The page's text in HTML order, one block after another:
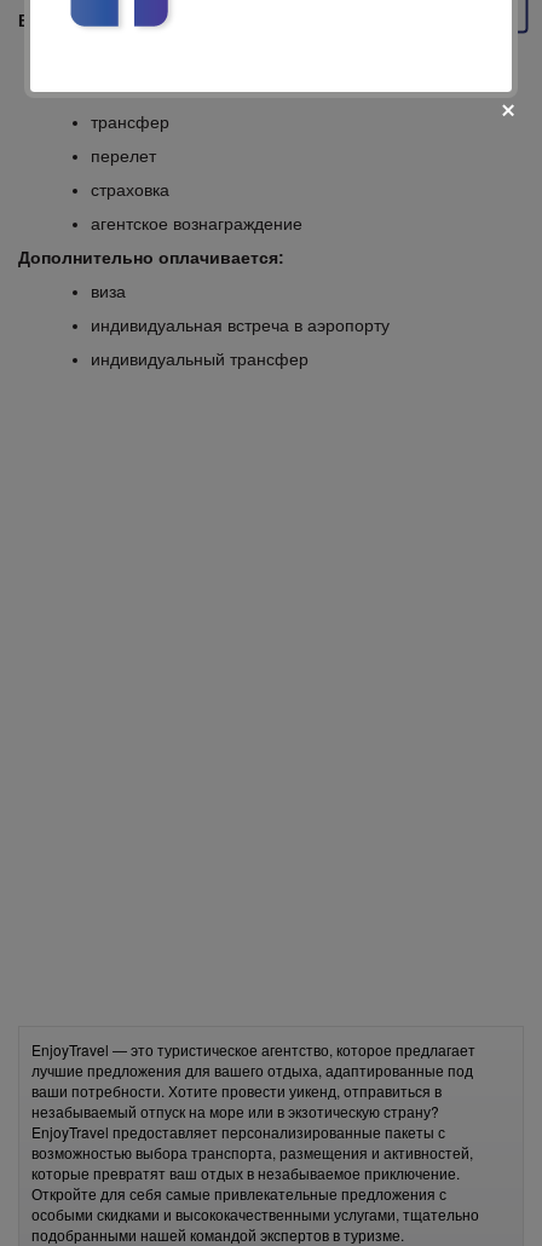
В стоимость включено:
питание согласно выбранного типа
трансфер
перелет
страховка
агентское вознаграждение
Дополнительно оплачивается:
виза
индивидуальная встреча в аэропорту
индивидуальный трансфер
EnjoyTravel — это туристическое агентство, которое предлагает
лучшие предложения для вашего отдыха, адаптированные под
ваши потребности. Хотите провести уикенд, отправиться в
незабываемый отпуск на море или в экзотическую страну?
EnjoyTravel предоставляет персонализированные пакеты с
возможностью выбора транспорта, размещения и активностей,
которые превратят ваш отдых в незабываемое приключение.
Откройте для себя самые привлекательные предложения с
особыми скидками и высококачественными услугами, тщательно
подобранными нашей командой экспертов в туризме.
fii prietenul nostru pe facebook